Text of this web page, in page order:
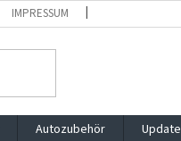
IMPRESSUM
Autozubehör
Update